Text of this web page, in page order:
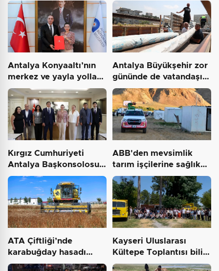
Antalya Konyaaltı’nın
merkez ve yayla yolları
yenilenecek
Antalya Büyükşehir zor
gününde de vatandaşın
yanında
Kırgız Cumhuriyeti
Antalya Başkonsolosu
Başkan Vekili
Özdemir’i…
ABB'den mevsimlik
tarım işçilerine sağlık
buluşması
ATA Çiftliği’nde
karabuğday hasadı
başladı
Kayseri Uluslarası
Kültepe Toplantısı bilim
insanlarını buluşturdu…